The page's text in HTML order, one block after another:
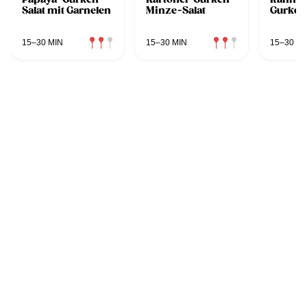
Salat mit Garnelen
15–30 MIN
Minze-Salat
15–30 MIN 15–30